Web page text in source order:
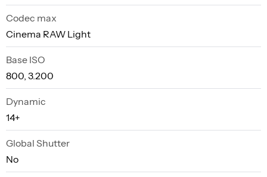
Codec max
Cinema RAW Light
Base ISO
800, 3.200
Dynamic
14+
Global Shutter
No